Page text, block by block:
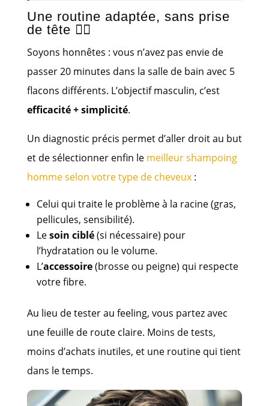
Une routine adaptée, sans prise
de tête 🧘‍♂️
Soyons honnêtes : vous n’avez pas envie de
passer 20 minutes dans la salle de bain avec 5
flacons différents. L’objectif masculin, c’est
efficacité + simplicité.
Un diagnostic précis permet d’aller droit au but
et de sélectionner enfin le meilleur shampoing
homme selon votre type de cheveux:
Celui qui traite le problème à la racine (gras,
pellicules, sensibilité).
Lesoin ciblé(si nécessaire) pour
l’hydratation ou le volume.
L’accessoire(brosse ou peigne) qui respecte
votre fibre.
Au lieu de tester au feeling, vous partez avec
une feuille de route claire. Moins de tests,
moins d’achats inutiles, et une routine qui tient
dans le temps.